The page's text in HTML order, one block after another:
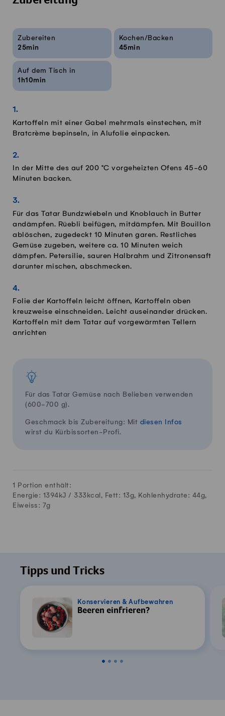
Rezeptinfos
Zubereiten
25min
Kochen/Backen
45min
Auf dem Tisch in
1h10min
Kartoffeln mit einer Gabel mehrmals einstechen, mit
Bratcrème bepinseln, in Alufolie einpacken.
In der Mitte des auf 200 °C vorgeheizten Ofens 45-60
Minuten backen.
Für das Tatar Bundzwiebeln und Knoblauch in Butter
andämpfen. Rüebli beifügen, mitdämpfen. Mit Bouillon
ablöschen, zugedeckt 10 Minuten garen. Restliches
Gemüse zugeben, weitere ca. 10 Minuten weich
dämpfen. Petersilie, sauren Halbrahm und Zitronensaft
darunter mischen, abschmecken.
Folie der Kartoffeln leicht öffnen, Kartoffeln oben
kreuzweise einschneiden. Leicht auseinander drücken.
Kartoffeln mit dem Tatar auf vorgewärmten Tellern
anrichten
Für das Tatar Gemüse nach Belieben verwenden
(600-700 g).
Geschmack bis Zubereitung: Mit diesen Infos
wirst du Kürbissorten-Profi.
1 Portion enthält:
Energie: 1394kJ / 333 kcal, Fett: 13g, Kohlenhydrate: 44g,
Eiweiss: 7g
Tipps und Tricks
Konservieren & Aufbewahren
Beeren einfrieren?